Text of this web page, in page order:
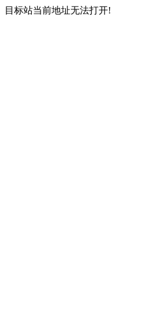
目标站当前地址无法打开!